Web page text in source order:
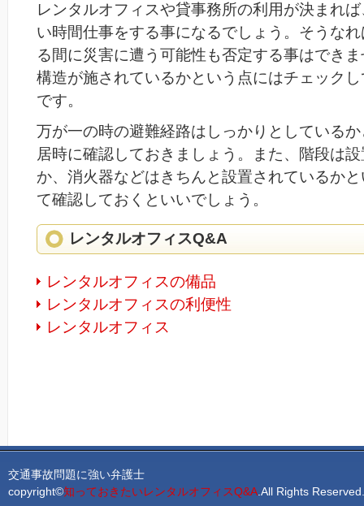
レンタルオフィスや貸事務所の利用が決まれ
い時間仕事をする事になるでしょう。そうな
る間に災害に遭う可能性も否定する事はでき
構造が施されているかという点にはチェック
です。
万が一の時の避難経路はしっかりとしている
居時に確認しておきましょう。また、階段は
か、消火器などはきちんと設置されているか
て確認しておくといいでしょう。
レンタルオフィスQ&A
レンタルオフィスの備品
レンタルオフィスの利便性
レンタルオフィス
交通事故問題に強い弁護士
copyright©知っておきたいレンタルオフィスQ&A .All Rights